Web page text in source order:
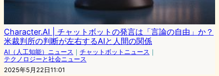
Character.AI | チャットボットの発言は「言論の自由」か？
米裁判所の判断が左右するAIと人間の関係
AI（人工知能）ニュース ｜ チャットボットニュース ｜
テクノロジーと社会ニュース
2025年5月22日11:01